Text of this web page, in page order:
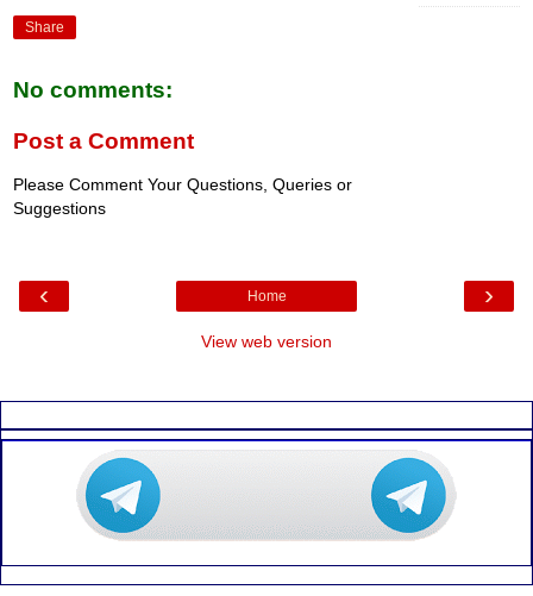
Share
No comments:
Post a Comment
Please Comment Your Questions, Queries or
Suggestions
‹ ›
Home
View web version